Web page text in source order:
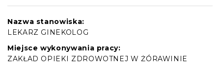
Nazwa stanowiska:
LEKARZ GINEKOLOG
Miejsce wykonywania pracy:
ZAKŁAD OPIEKI ZDROWOTNEJ W ŻÓRAWINIE